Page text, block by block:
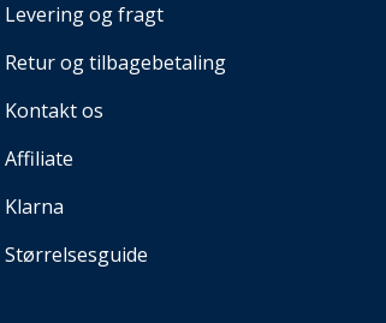
Levering og fragt
Retur og tilbagebetaling
Kontakt os
Affiliate
Klarna
Størrelsesguide